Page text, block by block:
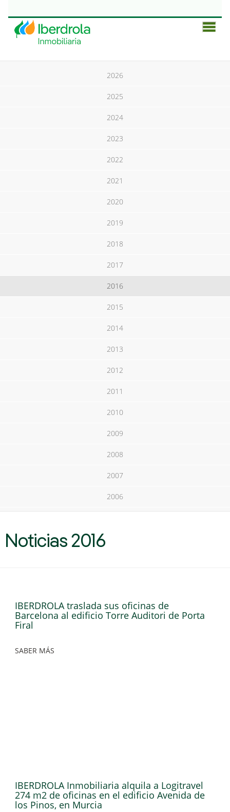
2026
2025
2024
2023
2022
2021
2020
2019
2018
2017
2016
2015
2014
2013
2012
2011
2010
2009
2008
2007
2006
Noticias 2016
IBERDROLA traslada sus oficinas de
Barcelona al edificio Torre Auditori de Porta
Firal
SABER MÁS
IBERDROLA Inmobiliaria alquila a Logitravel
274 m2 de oficinas en el edificio Avenida de
los Pinos, en Murcia